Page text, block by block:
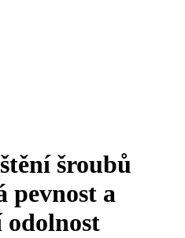
šroubů
pevnost a
odolnost